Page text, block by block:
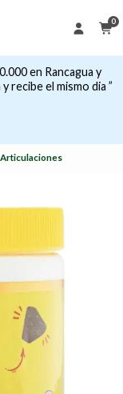
0
en Rancagua y
recibe el mismo dia ”
Articulaciones